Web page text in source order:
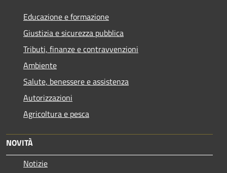
Educazione e formazione
Giustizia e sicurezza pubblica
Tributi, finanze e contravvenzioni
Ambiente
Salute, benessere e assistenza
Autorizzazioni
Agricoltura e pesca
NOVITÀ
Notizie